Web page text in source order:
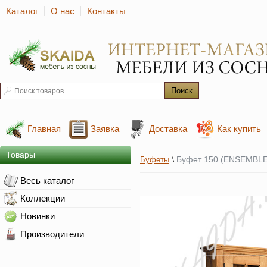
Каталог О нас Контакты
Главная Заявка Доставка Как купить
Товары
Весь каталог
Коллекции
Новинки
Производители
Буфеты \ Буфет 150